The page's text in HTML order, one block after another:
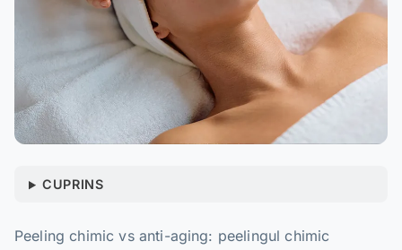
CUPRINS
Peeling chimic vs anti-aging: peelingul chimic